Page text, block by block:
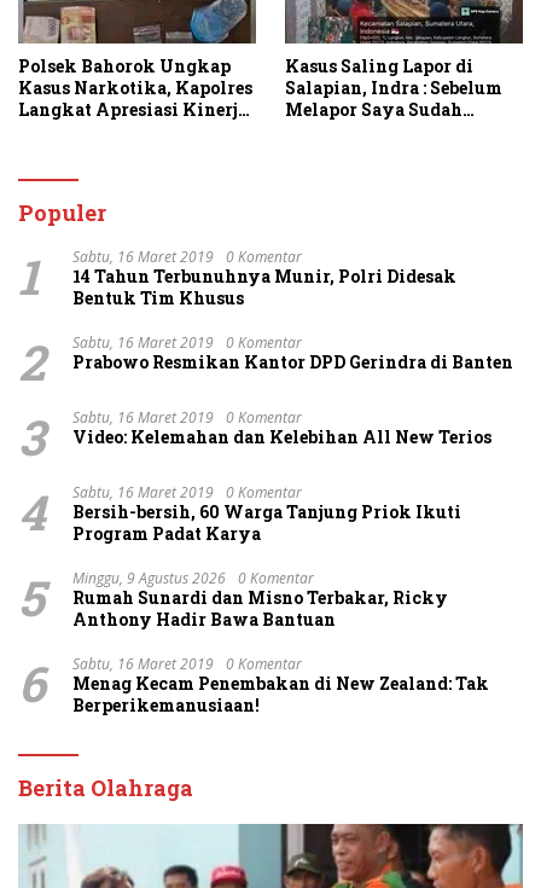
Polsek Bahorok Ungkap
Kasus Narkotika, Kapolres
Langkat Apresiasi Kinerja
Layanan 110
Kasus Saling Lapor di
Salapian, Indra : Sebelum
Melapor Saya Sudah
Populer
1 Sabtu, 16 Maret 2019 0 Komentar
14 Tahun Terbunuhnya Munir, Polri Didesak
Bentuk Tim Khusus
2 Sabtu, 16 Maret 2019 0 Komentar
Prabowo Resmikan Kantor DPD Gerindra di Banten
3 Sabtu, 16 Maret 2019 0 Komentar
Video: Kelemahan dan Kelebihan All New Terios
4 Sabtu, 16 Maret 2019 0 Komentar
Bersih-bersih, 60 Warga Tanjung Priok Ikuti
Program Padat Karya
5 Minggu, 9 Agustus 2026 0 Komentar
Rumah Sunardi dan Misno Terbakar, Ricky
Anthony Hadir Bawa Bantuan
6 Sabtu, 16 Maret 2019 0 Komentar
Menag Kecam Penembakan di New Zealand: Tak
Berperikemanusiaan!
Berita Olahraga